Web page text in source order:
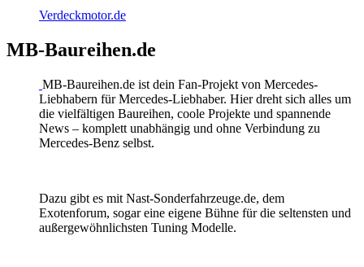
Verdeckmotor.de
MB-Baureihen.de
MB-Baureihen.de ist dein Fan-Projekt von Mercedes-
Liebhabern für Mercedes-Liebhaber. Hier dreht sich alles um
die vielfältigen Baureihen, coole Projekte und spannende
News – komplett unabhängig und ohne Verbindung zu
Mercedes-Benz selbst.
Dazu gibt es mit Nast-Sonderfahrzeuge.de, dem
Exotenforum, sogar eine eigene Bühne für die seltensten und
außergewöhnlichsten Tuning Modelle.